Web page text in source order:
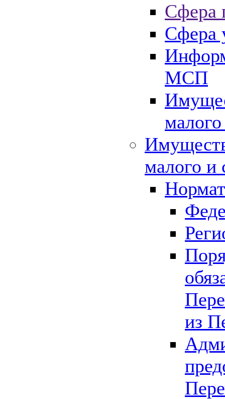
Сфера
Сфера
МСП
малого и
из